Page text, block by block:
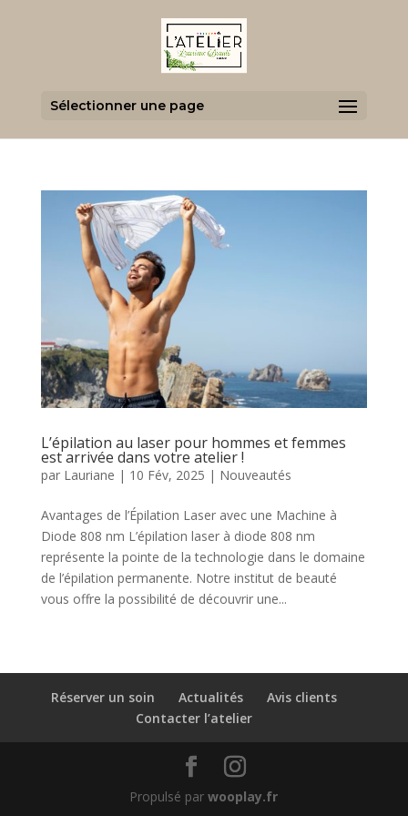
Sélectionner une page
L’épilation au laser pour hommes et femmes
est arrivée dans votre atelier !
par Lauriane | 10 Fév, 2025 | Nouveautés
Avantages de l’Épilation Laser avec une Machine à
Diode 808 nm L’épilation laser à diode 808 nm
représente la pointe de la technologie dans le domaine
de l’épilation permanente. Notre institut de beauté
vous offre la possibilité de découvrir une...
Réserver un soin Actualités
Avis clients
Contacter l’atelier
Propulsé parwooplay.fr